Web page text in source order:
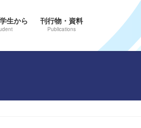
生から 刊行物・資料
Publications